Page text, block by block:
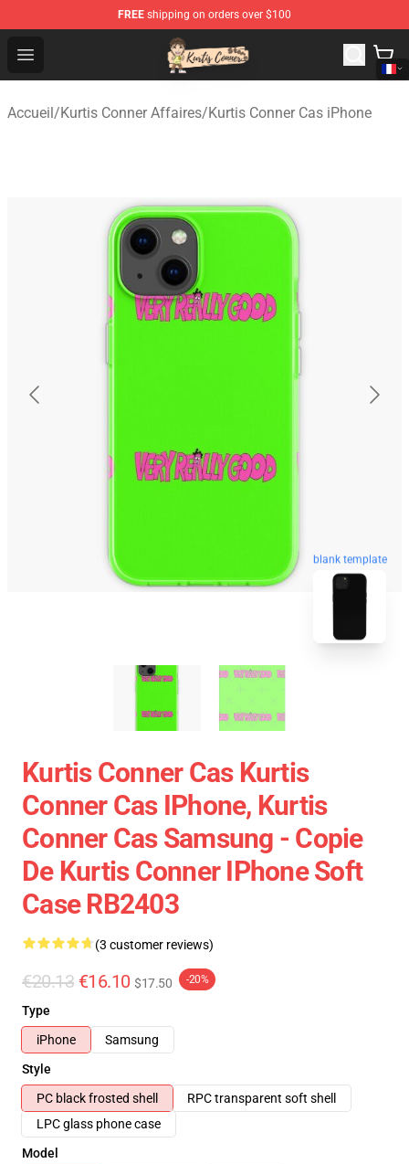
FREE shipping on orders over $100
Open menu
Kurtis Conner Store - Official Kurtis Conner Merchandise
Accueil/Kurtis Conner Affaires/Kurtis Conner Cas iPhone
blank template
Kurtis Conner Cas Kurtis
Conner Cas IPhone, Kurtis
Conner Cas Samsung - Copie
De Kurtis Conner IPhone Soft
Case RB2403
(3 customer reviews)
€20.13 €16.10 $17.50 -20%
Type
iPhone
Samsung
Style
PC black frosted shell
RPC transparent soft shell
LPC glass phone case
Model